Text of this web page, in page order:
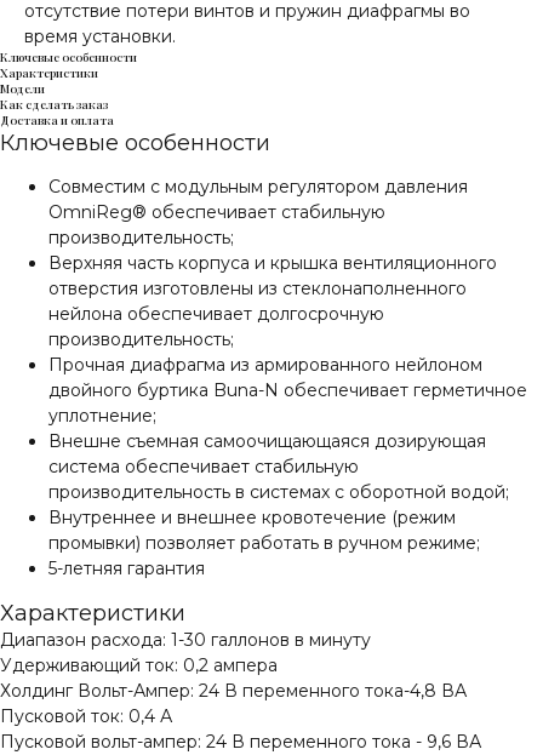
отсутствие потери винтов и пружин диафрагмы во
время установки.
Ключевые особенности
Характеристики
Модели
Как сделать заказ
Доставка и оплата
Ключевые особенности
Совместим с модульным регулятором давления
OmniReg® обеспечивает стабильную
производительность;
Верхняя часть корпуса и крышка вентиляционного
отверстия изготовлены из стеклонаполненного
нейлона обеспечивает долгосрочную
производительность;
Прочная диафрагма из армированного нейлоном
двойного буртика Buna-N обеспечивает герметичное
уплотнение;
Внешне съемная самоочищающаяся дозирующая
система обеспечивает стабильную
производительность в системах с оборотной водой;
Внутреннее и внешнее кровотечение (режим
промывки) позволяет работать в ручном режиме;
5-летняя гарантия
Характеристики
Диапазон расхода: 1-30 галлонов в минуту
Удерживающий ток: 0,2 ампера
Холдинг Вольт-Ампер: 24 В переменного тока-4,8 ВА
Пусковой ток: 0,4 А
Пусковой вольт-ампер: 24 В переменного тока - 9,6 ВА